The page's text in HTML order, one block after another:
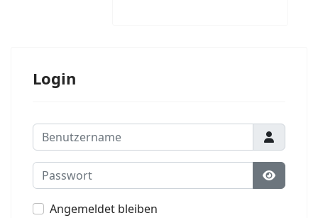
Login
Benutzername
Passwort
Angemeldet bleiben